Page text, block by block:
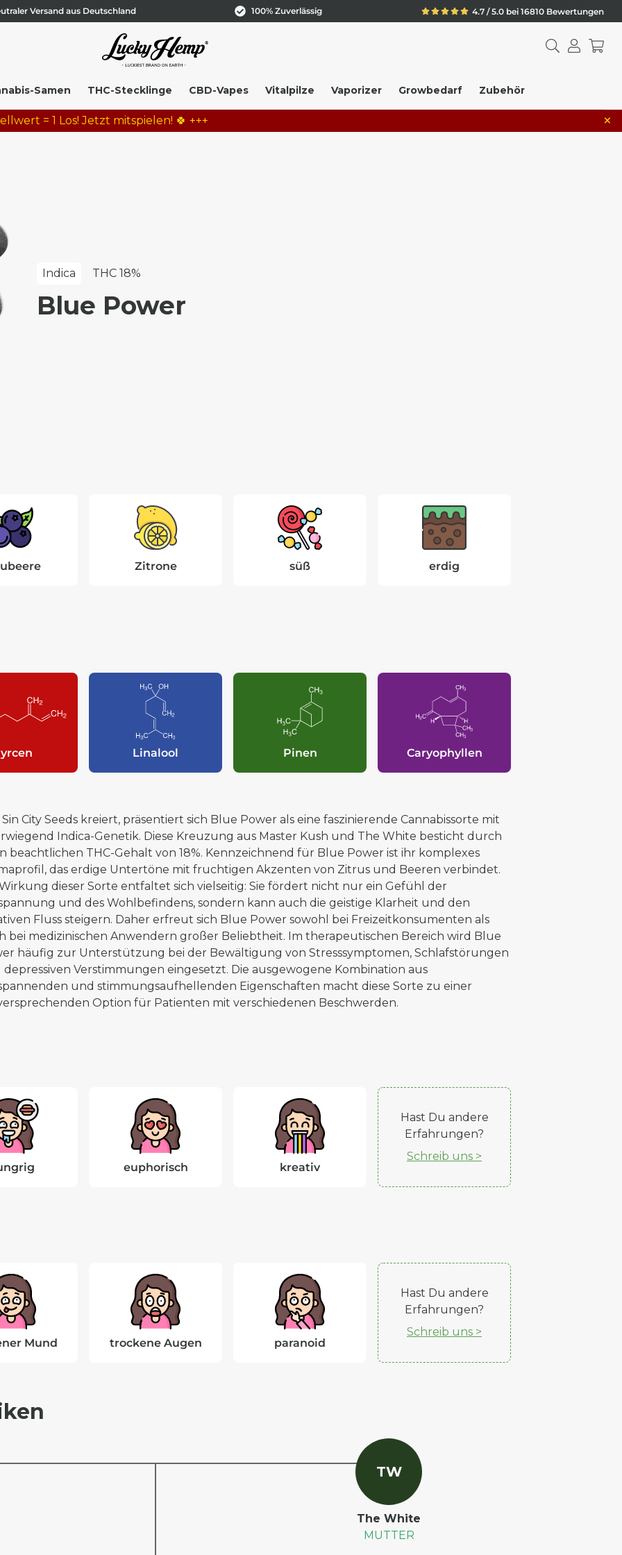
4.7 / 5.0 bei 16810 Bewertungen
Versand aus Deutschland 100% Zuverlässig
Samen THC-Stecklinge CBD-Vapes Vitalpilze Vaporizer Growbedarf Zubehör
1 Los! Jetzt mitspielen! 🍀 +++ ×
Indica THC 18%
Blue Power
Zitrone süß erdig
Linalool Pinen Caryophyllen
Sin City Seeds kreiert, präsentiert sich Blue Power als eine faszinierende Cannabissorte mit
Indica-Genetik. Diese Kreuzung aus Master Kush und The White besticht durch
beachtlichen THC-Gehalt von 18%. Kennzeichnend für Blue Power ist ihr komplexes
das erdige Untertöne mit fruchtigen Akzenten von Zitrus und Beeren verbindet.
dieser Sorte entfaltet sich vielseitig: Sie fördert nicht nur ein Gefühl der
und des Wohlbefindens, sondern kann auch die geistige Klarheit und den
Fluss steigern. Daher erfreut sich Blue Power sowohl bei Freizeitkonsumenten als
bei medizinischen Anwendern großer Beliebtheit. Im therapeutischen Bereich wird Blue
häufig zur Unterstützung bei der Bewältigung von Stresssymptomen, Schlafstörungen
Verstimmungen eingesetzt. Die ausgewogene Kombination aus
und stimmungsaufhellenden Eigenschaften macht diese Sorte zu einer
Option für Patienten mit verschiedenen Beschwerden.
euphorisch kreativ
Hast Du andere
Erfahrungen?
Schreib uns >
Mund trockene Augen paranoid
Hast Du andere
Erfahrungen?
Schreib uns >
TW
The White
MUTTER